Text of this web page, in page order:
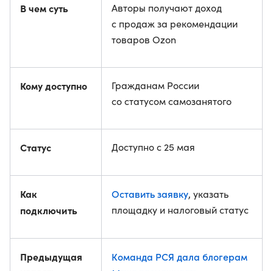
В чем суть
Авторы получают доход
с продаж за рекомендации
товаров Ozon
Кому доступно
Гражданам России
со статусом самозанятого
Статус Доступно с 25 мая
Как
подключить
Оставить заявку, указать
площадку и налоговый статус
Предыдущая
Команда РСЯ дала блогерам